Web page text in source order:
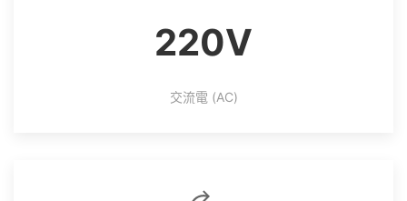
220V
交流電 (AC)